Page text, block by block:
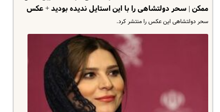
ممکن | سحر دولتشاهی را با این استایل ندیده بودید + عکس
سحر دولتشاهی این عکس را منتشر کرد.